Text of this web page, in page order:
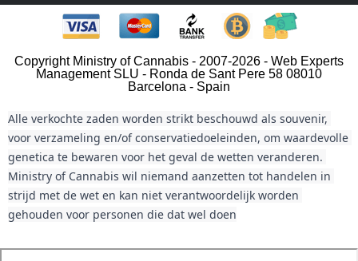
Copyright Ministry of Cannabis - 2007-2026 - Web Experts
Management SLU - Ronda de Sant Pere 58 08010
Barcelona - Spain
Alle verkochte zaden worden strikt beschouwd als souvenir,
voor verzameling en/of conservatiedoeleinden, om waardevolle
genetica te bewaren voor het geval de wetten veranderen.
Ministry of Cannabis wil niemand aanzetten tot handelen in
strijd met de wet en kan niet verantwoordelijk worden
gehouden voor personen die dat wel doen